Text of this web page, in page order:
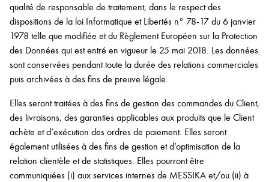
qualité de responsable de traitement, dans le respect des
dispositions de la loi Informatique et Libertés n° 78-17 du 6 janvier
1978 telle que modifiée et du Règlement Européen sur la Protection
des Données qui est entré en vigueur le 25 mai 2018. Les données
sont conservées pendant toute la durée des relations commerciales
puis archivées à des fins de preuve légale.
Elles seront traitées à des fins de gestion des commandes du Client,
des livraisons, des garanties applicables aux produits que le Client
achète et d’exécution des ordres de paiement. Elles seront
également utilisées à des fins de gestion et d’optimisation de la
relation clientèle et de statistiques. Elles pourront être
communiquées (i) aux services internes de MESSIKA et/ou (ii) à